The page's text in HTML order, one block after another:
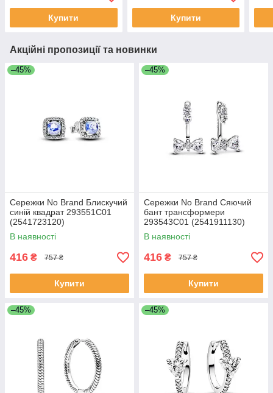
Купити Купити
Акційні пропозиції та новинки
–45%
Сережки No Brand Блискучий
синій квадрат 293551C01
(2541723120)
В наявності
416 ₴ 757 ₴
Купити
–45%
Сережки No Brand Сяючий
бант трансформери
293543C01 (2541911130)
В наявності
416 ₴ 757 ₴
Купити
–45% –45%